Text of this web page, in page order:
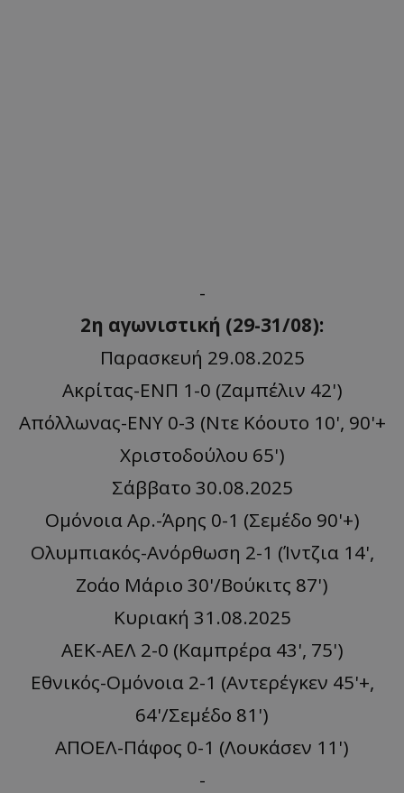
-
2η αγωνιστική (29-31/08):
Παρασκευή 29.08.2025
Ακρίτας-ΕΝΠ 1-0 (Ζαμπέλιν 42')
Απόλλωνας-ΕΝΥ 0-3 (Ντε Κόουτο 10', 90'+
Χριστοδούλου 65')
Σάββατο 30.08.2025
Ομόνοια Αρ.-Άρης 0-1 (Σεμέδο 90'+)
Ολυμπιακός-Ανόρθωση 2-1 (Ίντζια 14',
Ζοάο Μάριο 30'/Βούκιτς 87')
Κυριακή 31.08.2025
ΑΕΚ-ΑΕΛ 2-0 (Καμπρέρα 43', 75')
Εθνικός-Ομόνοια 2-1 (Αντερέγκεν 45'+,
64'/Σεμέδο 81')
ΑΠΟΕΛ-Πάφος 0-1 (Λουκάσεν 11')
-